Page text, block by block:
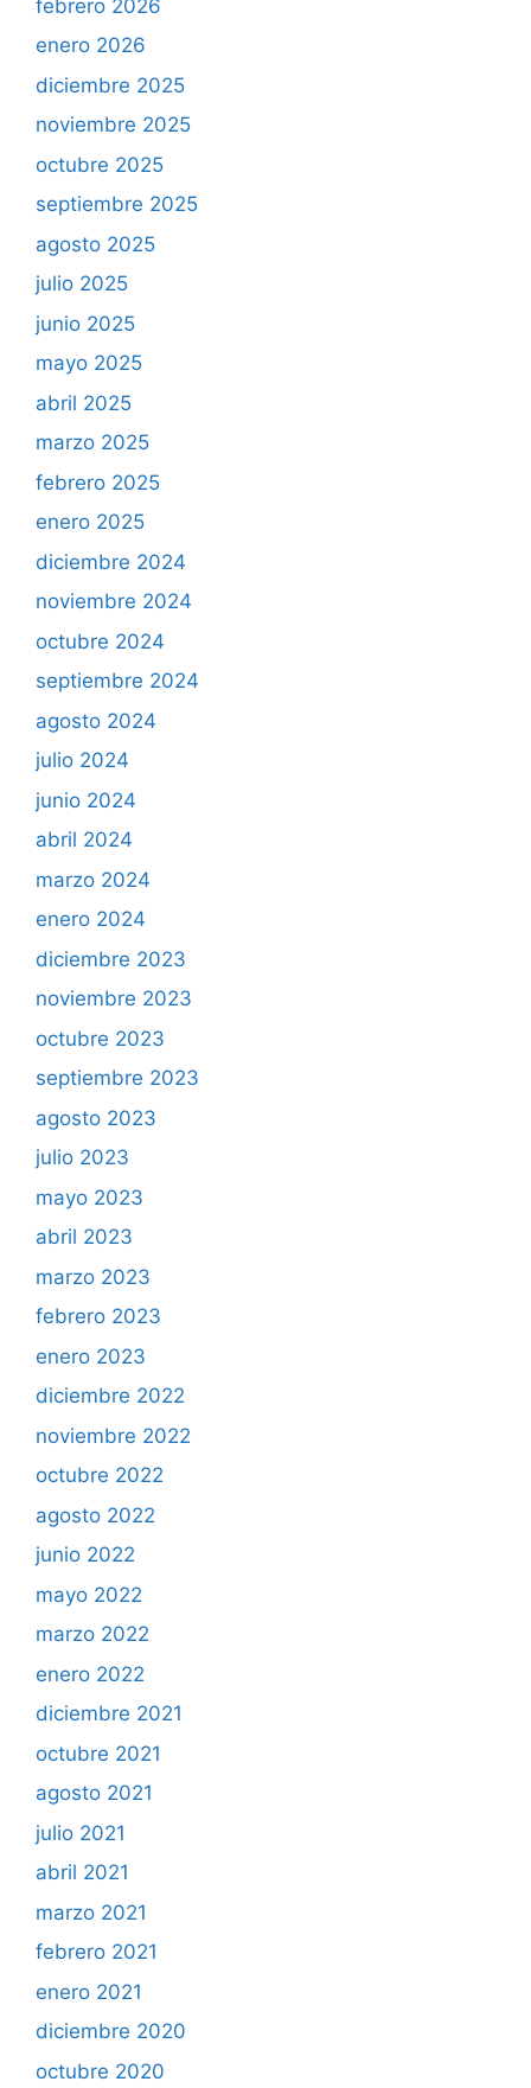
febrero 2026
enero 2026
diciembre 2025
noviembre 2025
octubre 2025
septiembre 2025
agosto 2025
julio 2025
junio 2025
mayo 2025
abril 2025
marzo 2025
febrero 2025
enero 2025
diciembre 2024
noviembre 2024
octubre 2024
septiembre 2024
agosto 2024
julio 2024
junio 2024
abril 2024
marzo 2024
enero 2024
diciembre 2023
noviembre 2023
octubre 2023
septiembre 2023
agosto 2023
julio 2023
mayo 2023
abril 2023
marzo 2023
febrero 2023
enero 2023
diciembre 2022
noviembre 2022
octubre 2022
agosto 2022
junio 2022
mayo 2022
marzo 2022
enero 2022
diciembre 2021
octubre 2021
agosto 2021
julio 2021
abril 2021
marzo 2021
febrero 2021
enero 2021
diciembre 2020
octubre 2020